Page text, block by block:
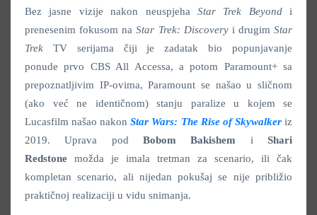
Bez jasne vizije nakon neuspjeha Star Trek Beyond i
prenesenim fokusom naStar Trek: Discovery i drugim Star
Trek TV serijama čiji je zadatak bio popunjavanje
ponude prvo CBS All Accessa, a potom Paramount+ sa
prepoznatljivim IP-ovima, Paramount se našao u sličnom
(ako već ne identičnom) stanju paralize u kojem se
Lucasfilm našao nakonStar Wars: The Rise of Skywalker iz
2019. Uprava pod Bobom Bakishem iShari
Redstone možda je imala tretman za scenario, ili čak
kompletan scenario, ali nijedan pokušaj se nije približio
praktičnoj realizaciji u vidu snimanja.